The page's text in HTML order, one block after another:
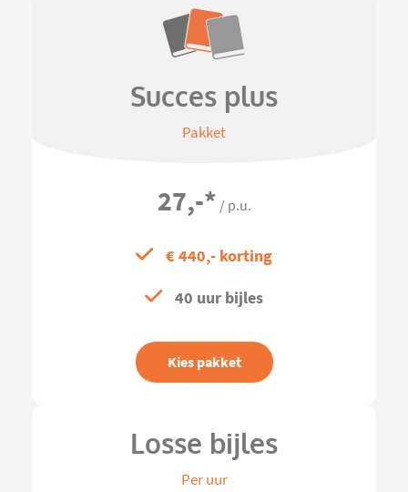
Succes plus
Pakket
27,-* / p.u.
€ 440,- korting
40 uur bijles
Kies pakket
Losse bijles
Per uur